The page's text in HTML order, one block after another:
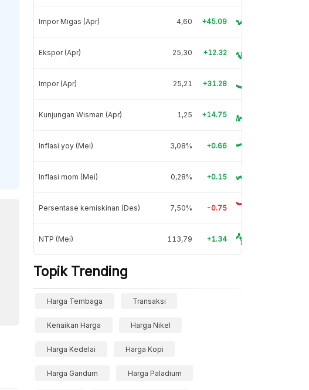
Impor Migas (Apr) 4,60 +45.09
Ekspor (Apr) 25,30 +12.32
Impor (Apr) 25,21 +31.28
Kunjungan Wisman (Apr) 1,25 +14.75
Inflasi yoy (Mei) 3,08% +0.66
Inflasi mom (Mei) 0,28% +0.15
Persentase kemiskinan (Des) 7,50% -0.75
NTP (Mei) 113,79 +1.34
Topik Trending
Harga Tembaga Transaksi
Kenaikan Harga Harga Nikel
Harga Kedelai Harga Kopi
Harga Gandum Harga Paladium